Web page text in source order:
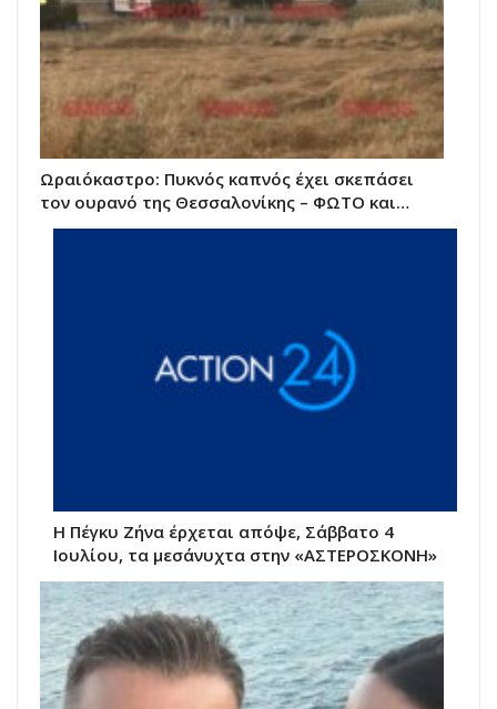
Ωραιόκαστρο: Πυκνός καπνός έχει σκεπάσει
τον ουρανό της Θεσσαλονίκης – ΦΩΤΟ και…
Η Πέγκυ Ζήνα έρχεται απόψε, Σάββατο 4
Ιουλίου, τα μεσάνυχτα στην «ΑΣΤΕΡΟΣΚΟΝΗ»